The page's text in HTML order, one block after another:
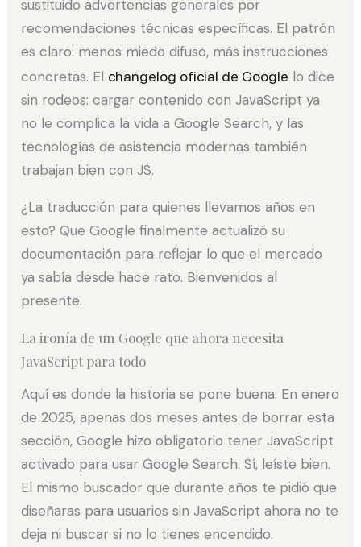
sustituido advertencias generales por
recomendaciones técnicas específicas. El patrón
es claro: menos miedo difuso, más instrucciones
concretas. El changelog oficial de Google lo dice
sin rodeos: cargar contenido con JavaScript ya
no le complica la vida a Google Search, y las
tecnologías de asistencia modernas también
trabajan bien con JS.
¿La traducción para quienes llevamos años en
esto? Que Google finalmente actualizó su
documentación para reflejar lo que el mercado
ya sabía desde hace rato. Bienvenidos al
presente.
La ironía de un Google que ahora necesita
JavaScript para todo
Aquí es donde la historia se pone buena. En enero
de 2025, apenas dos meses antes de borrar esta
sección, Google hizo obligatorio tener JavaScript
activado para usar Google Search. Sí, leíste bien.
El mismo buscador que durante años te pidió que
diseñaras para usuarios sin JavaScript ahora no te
deja ni buscar si no lo tienes encendido.